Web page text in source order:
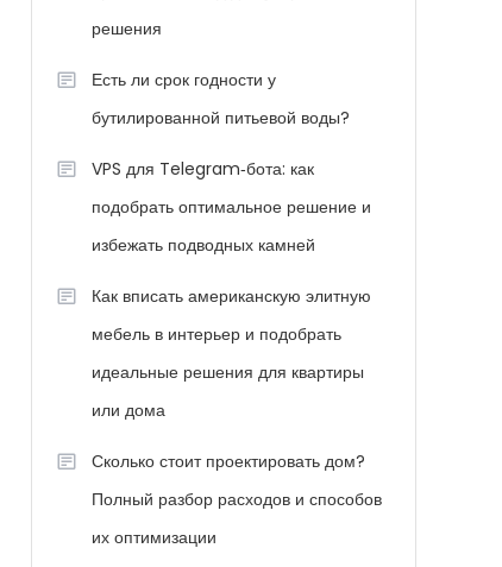
решения
Есть ли срок годности у
бутилированной питьевой воды?
VPS для Telegram‑бота: как
подобрать оптимальное решение и
избежать подводных камней
Как вписать американскую элитную
мебель в интерьер и подобрать
идеальные решения для квартиры
или дома
Сколько стоит проектировать дом?
Полный разбор расходов и способов
их оптимизации